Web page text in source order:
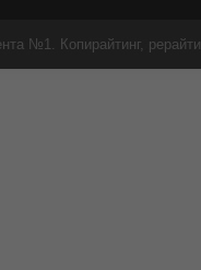
№1. Копирайтинг,